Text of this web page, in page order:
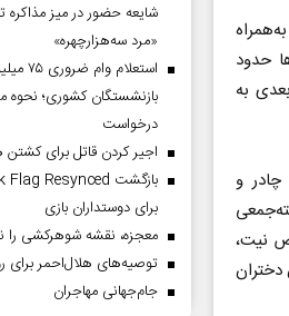
حدود
به
و
نیت،
شایعه حضور در میز مذاکره
«مرد سه‌هزارچهره»
استعلام
بازنشستگان کشوری؛ نحوه
درخواست
اجیر کردن قاتل برای
برای دوستداران بازی
معجزه، نقشه شوهرکشی را
توصیه‌های هلال‌احمر برای
جام‌جهانی مهاجران